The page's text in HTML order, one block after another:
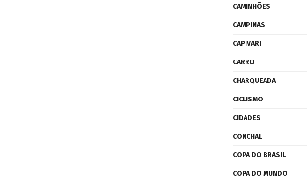
CAMINHÕES
CAMPINAS
CAPIVARI
CARRO
CHARQUEADA
CICLISMO
CIDADES
CONCHAL
COPA DO BRASIL
COPA DO MUNDO